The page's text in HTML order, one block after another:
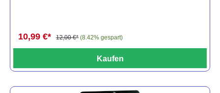
10,99 €* 12,00 €* (8.42% gespart)
Kaufen